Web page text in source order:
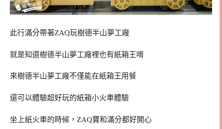
此行滿分帶著ZAQ玩樹德半山夢工廠
就是知道樹德半山夢工廠裡也有紙箱王唷
來樹德半山夢工廠不僅能在紙箱王用餐
還可以體驗超好玩的紙箱小火車體驗
坐上紙火車的時候，ZAQ寶和滿分都好開心